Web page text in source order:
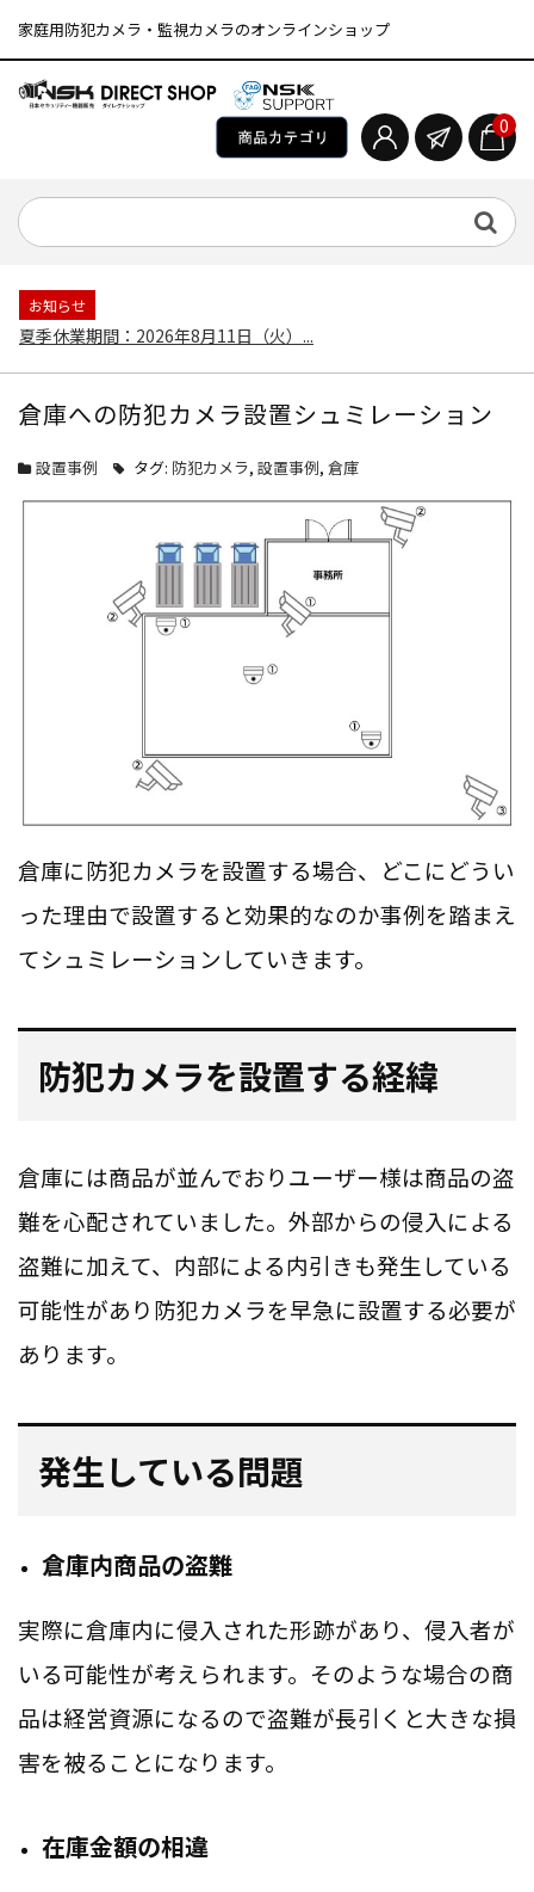
家庭用防犯カメラ・監視カメラのオンラインショップ
0
お知らせ
夏季休業期間：2026年8月11日（火）...
倉庫への防犯カメラ設置シュミレーション
設置事例 タグ: 防犯カメラ, 設置事例, 倉庫
倉庫に防犯カメラを設置する場合、どこにどうい
った理由で設置すると効果的なのか事例を踏まえ
てシュミレーションしていきます。
防犯カメラを設置する経緯
倉庫には商品が並んでおりユーザー様は商品の盗
難を心配されていました。外部からの侵入による
盗難に加えて、内部による内引きも発生している
可能性があり防犯カメラを早急に設置する必要が
あります。
発生している問題
倉庫内商品の盗難
実際に倉庫内に侵入された形跡があり、侵入者が
いる可能性が考えられます。そのような場合の商
品は経営資源になるので盗難が長引くと大きな損
害を被ることになります。
在庫金額の相違